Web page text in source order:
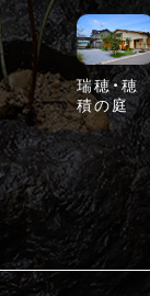
瑞穂・穂
積の庭